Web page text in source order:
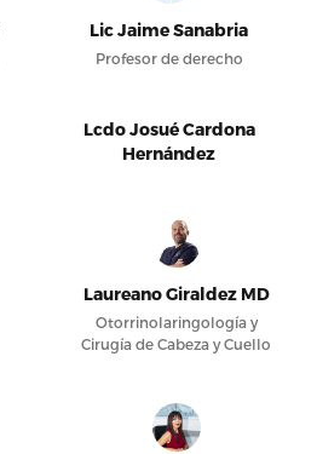
Lic Jaime Sanabria
Profesor de derecho
Lcdo Josué Cardona
Hernández
Laureano Giraldez MD
Otorrinolaringología y
Cirugía de Cabeza y Cuello